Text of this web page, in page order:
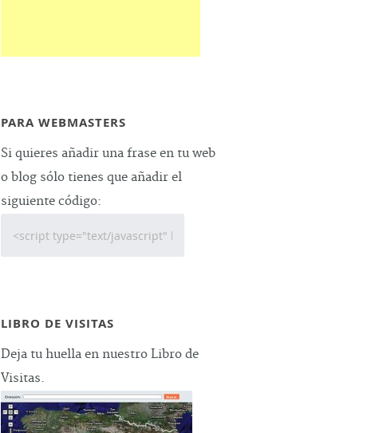
PARA WEBMASTERS
Si quieres añadir una frase en tu web
o blog sólo tienes que añadir el
siguiente código:
LIBRO DE VISITAS
Deja tu huella en nuestro Libro de
Visitas.